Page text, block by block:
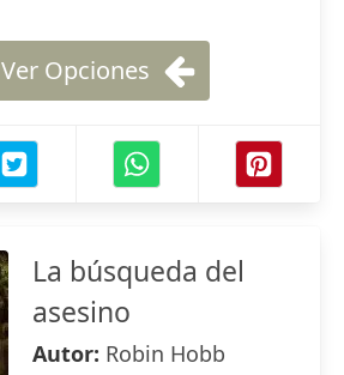
Ver Opciones
La búsqueda del
asesino
Autor: Robin Hobb